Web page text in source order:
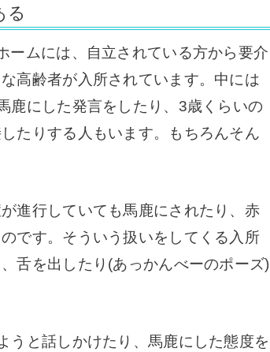
る
ムには、自立されている方から要介
高齢者が入所されています。中には
鹿にした発言をしたり、3歳くらいの
たりする人 もいます。もちろんそん
進行していても馬鹿にされたり、赤
です。そういう扱いをしてくる入所
舌を出したり(あっかんべーのポーズ)
と話しかけたり、馬鹿にした態度を